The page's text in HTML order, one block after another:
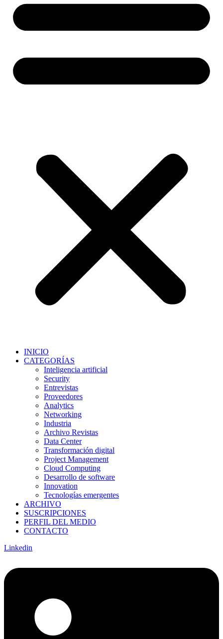
INICIO
CATEGORÍAS
Inteligencia artificial
Security
Entrevistas
Proveedores
Analytics
Networking
Industria
Archivo Revistas
Data Center
Transformación digital
Project Management
Cloud Computing
Desarrollo de software
Innovation
Tecnologías emergentes
ARCHIVO
SUSCRIPCIONES
PERFIL DEL MEDIO
CONTACTO
Linkedin